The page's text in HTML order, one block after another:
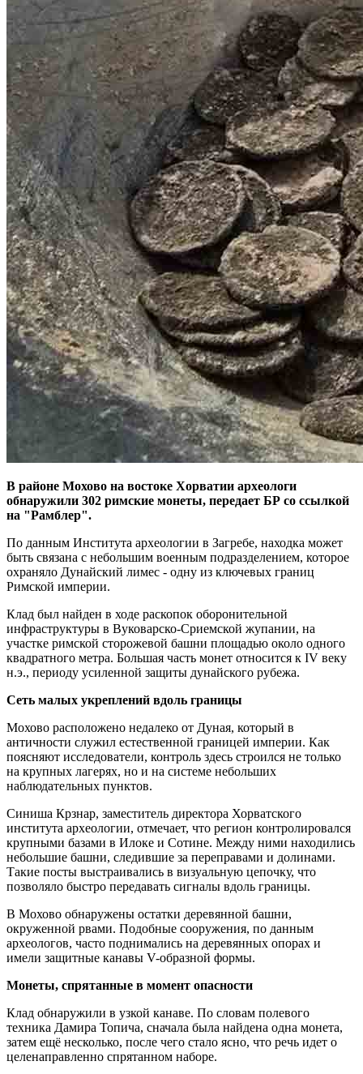
В районе Мохово на востоке Хорватии археологи
обнаружили 302 римские монеты, передает БР со ссылкой
на "Рамблер".
По данным Института археологии в Загребе, находка может
быть связана с небольшим военным подразделением, которое
охраняло Дунайский лимес - одну из ключевых границ
Римской империи.
Клад был найден в ходе раскопок оборонительной
инфраструктуры в Вуковарско-Сриемской жупании, на
участке римской сторожевой башни площадью около одного
квадратного метра. Большая часть монет относится к IV веку
н.э., периоду усиленной защиты дунайского рубежа.
Сеть малых укреплений вдоль границы
Мохово расположено недалеко от Дуная, который в
античности служил естественной границей империи. Как
поясняют исследователи, контроль здесь строился не только
на крупных лагерях, но и на системе небольших
наблюдательных пунктов.
Синиша Крзнар, заместитель директора Хорватского
института археологии, отмечает, что регион контролировался
крупными базами в Илоке и Сотине. Между ними находились
небольшие башни, следившие за переправами и долинами.
Такие посты выстраивались в визуальную цепочку, что
позволяло быстро передавать сигналы вдоль границы.
В Мохово обнаружены остатки деревянной башни,
окруженной рвами. Подобные сооружения, по данным
археологов, часто поднимались на деревянных опорах и
имели защитные канавы V-образной формы.
Монеты, спрятанные в момент опасности
Клад обнаружили в узкой канаве. По словам полевого
техника Дамира Топича, сначала была найдена одна монета,
затем ещё несколько, после чего стало ясно, что речь идет о
целенаправленно спрятанном наборе.